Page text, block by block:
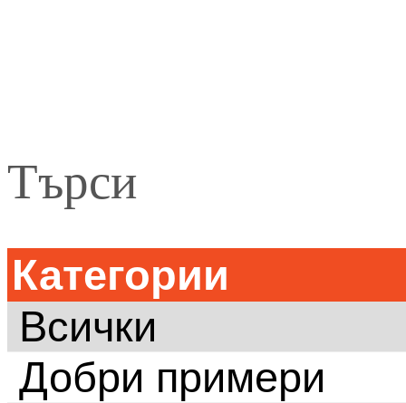
Търси
Категории
Всички
Добри примери